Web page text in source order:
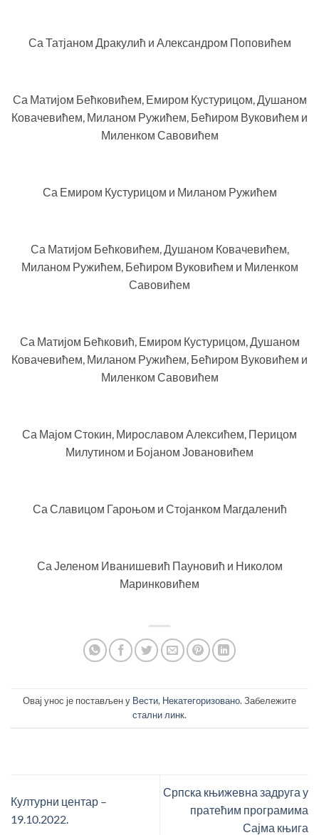
Са Татјаном Дракулић и Александром Поповићем
Са Матијом Бећковићем, Емиром Кустурицом, Душаном
Ковачевићем, Миланом Ружићем, Бећиром Вуковићем и
Миленком Савовићем
Са Емиром Кустурицом и Миланом Ружићем
Са Матијом Бећковићем, Душаном Ковачевићем,
Миланом Ружићем, Бећиром Вуковићем и Миленком
Савовићем
Са Матијом Бећковић, Емиром Кустурицом, Душаном
Ковачевићем, Миланом Ружићем, Бећиром Вуковићем и
Миленком Савовићем
Са Мајом Стокин, Мирославом Алексићем, Перицом
Милутином и Бојаном Јовановићем
Са Славицом Гароњом и Стојанком Магдаленић
Са Јеленом Иванишевић Пауновић и Николом
Маринковићем
Овај унос је постављен у Вести, Некатегоризовано. Забележите
стални линк.
Културни центар –
19.10.2022.
Српска књижевна задруга у
пратећим програмима
Сајма књига